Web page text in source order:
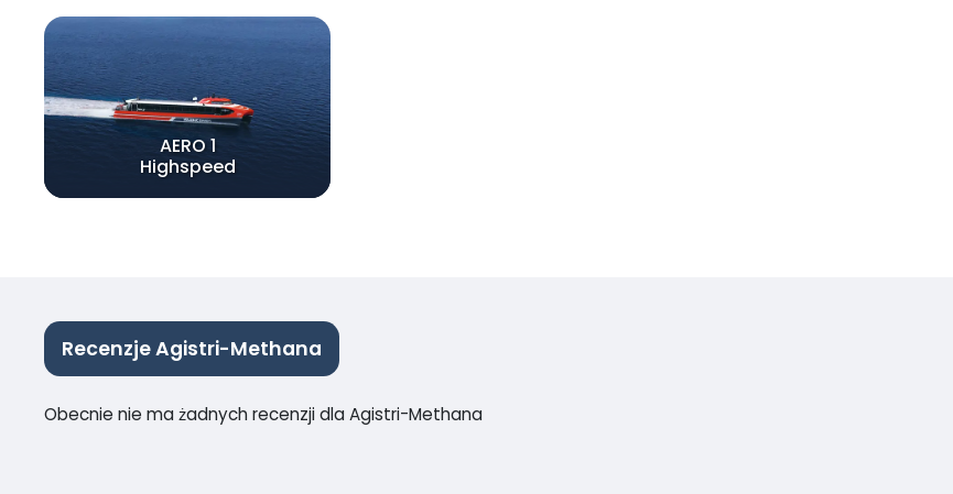
AERO 1
Highspeed
Recenzje Agistri-Methana
Obecnie nie ma żadnych recenzji dla Agistri-Methana